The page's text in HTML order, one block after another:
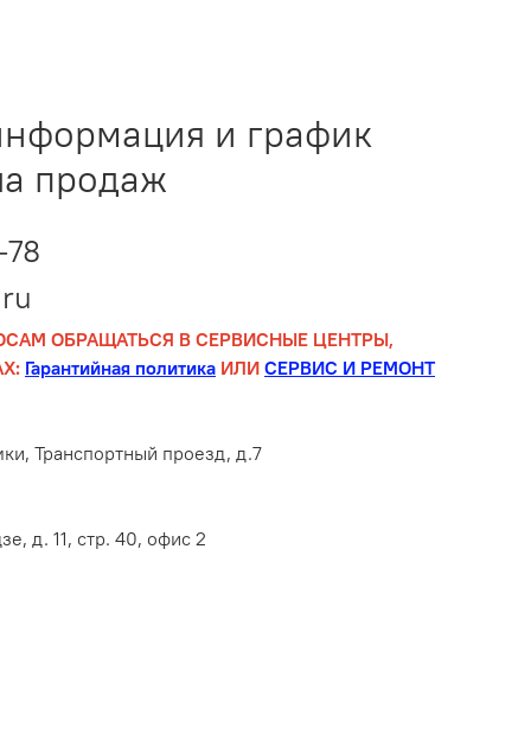
и график
продаж
ОБРАЩАТЬСЯ В СЕРВИСНЫЕ ЦЕНТРЫ,
Гарантийная политика ИЛИ СЕРВИС И РЕМОНТ
Транспортный проезд, д.7
д. 11, стр. 40, офис 2